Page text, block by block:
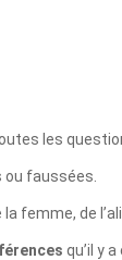
les
faussées.
la femme, de
qu’il y